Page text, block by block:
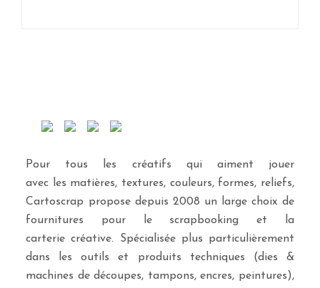
Pour tous les créatifs qui aiment jouer
avec les matières, textures, couleurs, formes, reliefs,
Cartoscrap propose depuis 2008 un large choix de
fournitures pour le scrapbooking et la
carterie créative. Spécialisée plus particulièrement
dans les outils et produits techniques (dies &
machines de découpes, tampons, encres, peintures),